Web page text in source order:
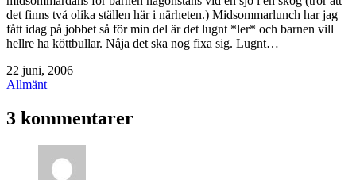
det finns två olika ställen här i närheten.) Midsommarlunch har jag
fått idag på jobbet så för min del är det lugnt *ler* och barnen vill
hellre ha köttbullar. Nåja det ska nog fixa sig. Lugnt…
Publicerat
den
22 juni, 2006
Kategoriserat
Allmänt
3 kommentarer